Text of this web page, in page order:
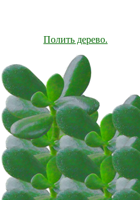
Полить дерево.